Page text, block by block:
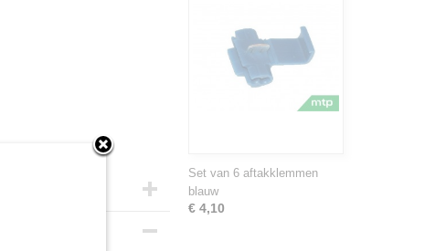
Set van 6 aftakklemmen
blauw
€ 4,10